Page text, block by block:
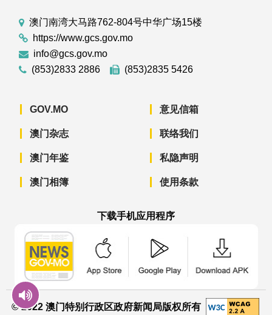
澳门南湾大马路762-804号中华广场15楼
https://www.gcs.gov.mo
info@gcs.gov.mo
(853)2833 2886
(853)2835 5426
GOV.MO
澳门杂志
澳门年鉴
澳门相簿
意见信箱
联络我们
私隐声明
使用条款
下载手机应用程序
© 2022 澳门特别行政区政府新闻局版权所有